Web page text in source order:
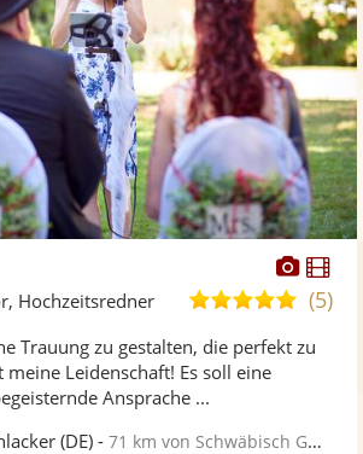
Fotos
5,0
5
(5)
Hochzeitsredner
Trauung zu gestalten, die perfekt zu
meine Leidenschaft! Es soll eine
Ansprache ...
(DE) -71 km von Schwäbisch Gmünd